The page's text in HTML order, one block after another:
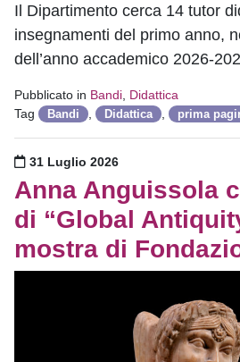
Il Dipartimento cerca 14 tutor
insegnamenti del primo anno,
dell’anno accademico 2026-
Pubblicato in Bandi Didattica
Tag
Bandi Didattica prima
Pubblicato il
31 Luglio 2026
Anna Anguissola
di “Global
mostra di